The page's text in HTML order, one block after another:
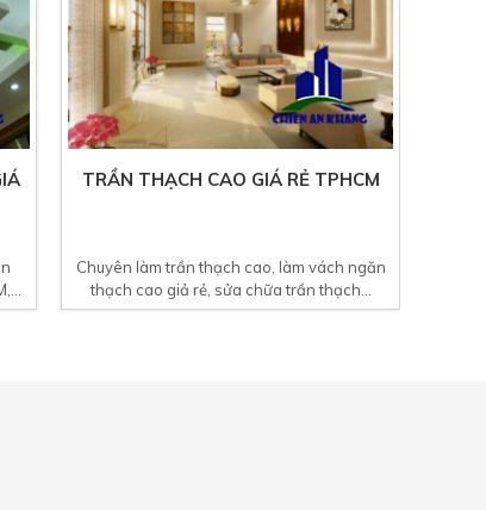
TRẦN THẠCH CAO GIÁ RẺ TPHCM
Chuyên làm trần thạch cao, làm vách ngăn
thạch cao giả rẻ, sửa chữa trần thạch...